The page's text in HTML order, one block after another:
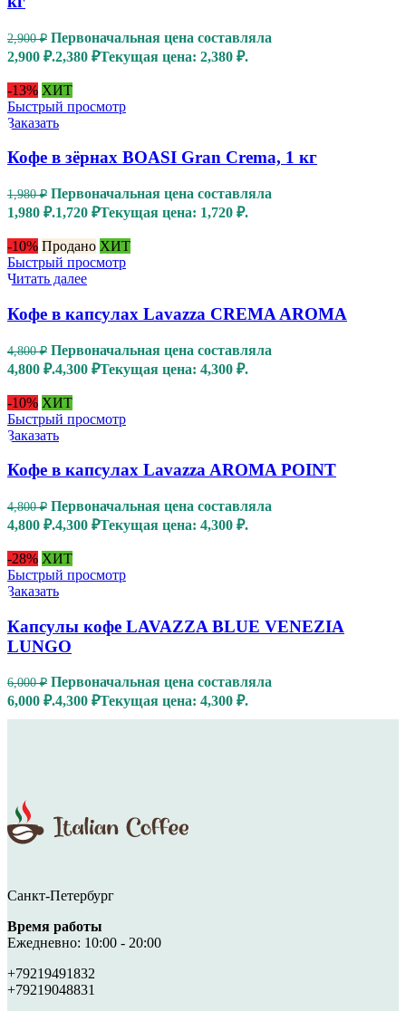
2,900₽ Первоначальная цена составляла
2,900 ₽.2,380 ₽Текущая цена: 2,380 ₽.
-13% ХИТ
Быстрый просмотр
Заказать
Кофе в зёрнах BOASI Gran Crema, 1 кг
1,980₽ Первоначальная цена составляла
1,980 ₽.1,720 ₽Текущая цена: 1,720 ₽.
-10% Продано ХИТ
Быстрый просмотр
Читать далее
Кофе в капсулах Lavazza CREMA AROMA
4,800₽ Первоначальная цена составляла
4,800 ₽.4,300 ₽Текущая цена: 4,300 ₽.
-10% ХИТ
Быстрый просмотр
Заказать
Кофе в капсулах Lavazza AROMA POINT
4,800₽ Первоначальная цена составляла
4,800 ₽.4,300 ₽Текущая цена: 4,300 ₽.
-28% ХИТ
Быстрый просмотр
Заказать
Капсулы кофе LAVAZZA BLUE VENEZIA
LUNGO
6,000₽ Первоначальная цена составляла
6,000 ₽.4,300 ₽Текущая цена: 4,300 ₽.
Санкт-Петербург
Время работы
Ежедневно: 10:00 - 20:00
+79219491832
+79219048831